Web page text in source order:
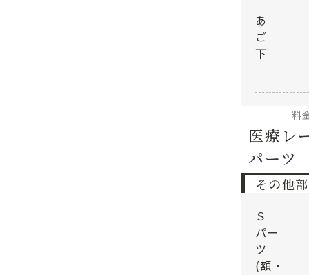
あ
ご
下
料
医療レ
パーツ
その他
Ｓ
パー
ツ
(額・